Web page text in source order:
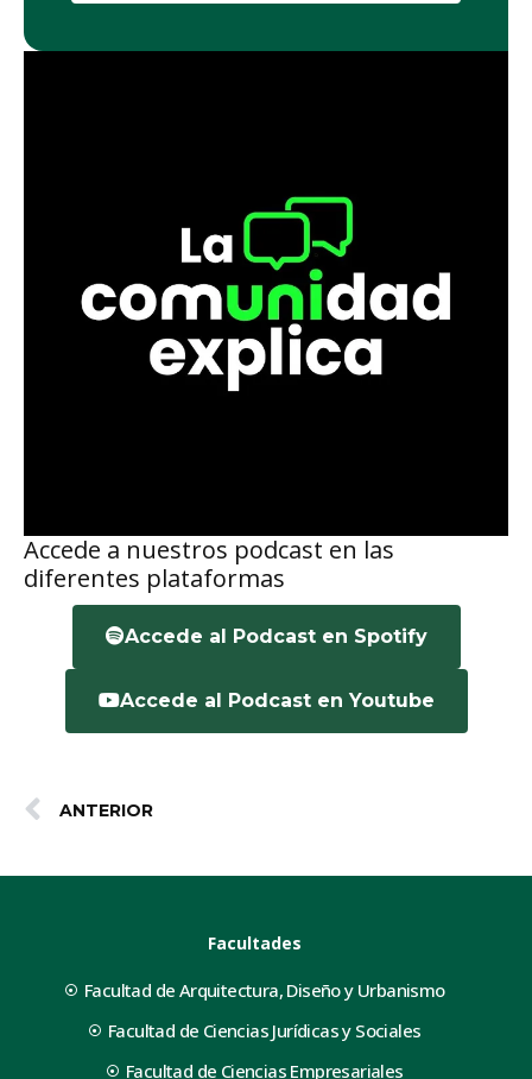
Accede a nuestros podcast en las
diferentes plataformas
Accede al Podcast en Spotify
Accede al Podcast en Youtube
ANTERIOR
Facultades
Facultad de Arquitectura, Diseño y Urbanismo
Facultad de Ciencias Jurídicas y Sociales
Facultad de Ciencias Empresariales